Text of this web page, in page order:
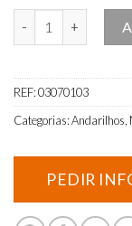
REF:03070103
Categorias:Andarilhos,